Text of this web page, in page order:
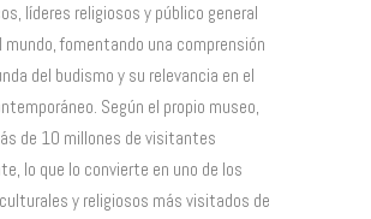
líderes religiosos y público general
mundo, fomentando una comprensión
del budismo y su relevancia en el
Según el propio museo,
de 10 millones de visitantes
lo que lo convierte en uno de los
y religiosos más visitados de